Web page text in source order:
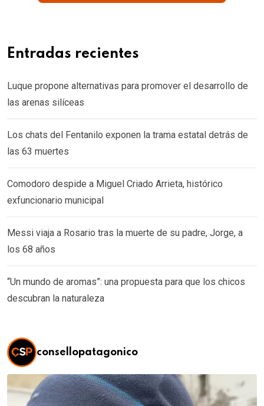
Entradas recientes
Luque propone alternativas para promover el desarrollo de
las arenas silíceas
Los chats del Fentanilo exponen la trama estatal detrás de
las 63 muertes
Comodoro despide a Miguel Criado Arrieta, histórico
exfuncionario municipal
Messi viaja a Rosario tras la muerte de su padre, Jorge, a
los 68 años
“Un mundo de aromas”: una propuesta para que los chicos
descubran la naturaleza
consellopatagonico